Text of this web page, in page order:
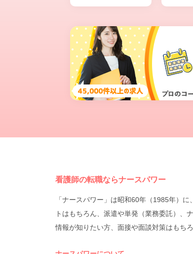
看護師の転職ならナースパワー
「ナースパワー」は昭和60年（1985年）
トはもちろん、派遣や単発（業務委託）、
情報が知りたい方、面接や面談対策はもち